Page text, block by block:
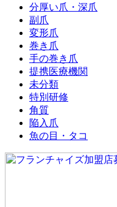
分厚い爪・深爪
副爪
変形爪
巻き爪
手の巻き爪
提携医療機関
未分類
特別研修
角質
陥入爪
魚の目・タコ